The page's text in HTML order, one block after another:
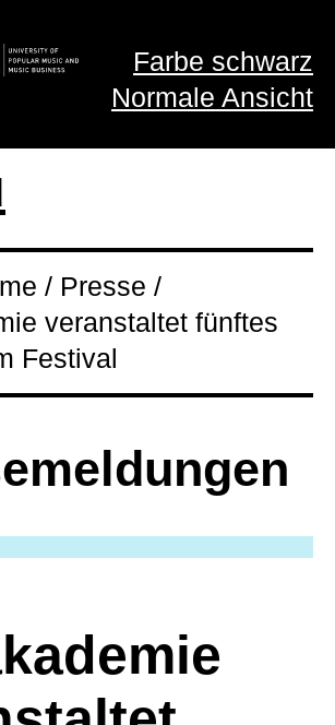
Farbe schwarz
Normale Ansicht
/ Presse /
veranstaltet fünftes
Festival